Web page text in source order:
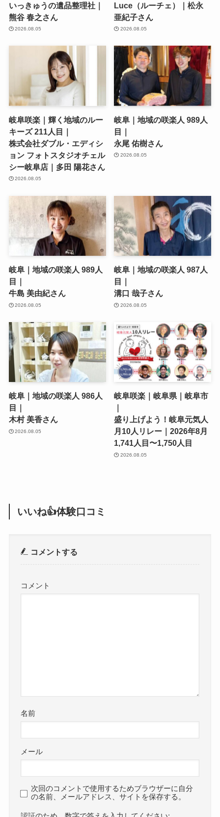
いっきゅうの遺品整理社｜
熊谷 春之さん
2026.08.05
Luce（ルーチェ）｜松永
亜紀子さん
2026.08.05
岐阜咲楽｜輝く地域のルー
キーズ 211人目｜
株式会社ダブル・エディシ
ョン フォトスタジオチェル
シー岐阜店｜多田 陽花さん
2026.08.05
岐阜｜地域の咲楽人 989人
目｜
永尾 佑樹さん
2026.08.05
岐阜｜地域の咲楽人 989人
目｜
牛島 美由紀さん
2026.08.05
岐阜｜地域の咲楽人 987人
目｜
溝口 哉子さん
2026.08.05
岐阜｜地域の咲楽人 986人
目｜
木村 美香さん
2026.08.05
岐阜咲楽｜岐阜県｜岐阜市
盛り上げよう！岐阜元気人
月10人リレー｜2026年8月
1,741人目〜1,750人目
2026.08.05
いいね👍体験口コミ
コメントする
コメント
名前
メール
次回のコメントで使用するためブラウザーに自分
の名前、メールアドレス、サイトを保存する。